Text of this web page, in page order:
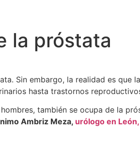
la próstata
Sin embargo, la realidad es que
hasta trastornos
también se ocupa de la
Ambriz Meza, urólogo en